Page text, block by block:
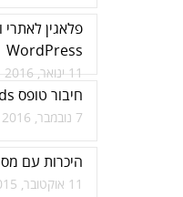
פלאגין לאתרי
WordPress
11 ינואר, 2016
חיבור טופס Facebook Lead Ads
7 נובמבר, 2016
היכרות עם
11 אוקטובר, 2015